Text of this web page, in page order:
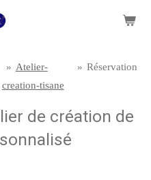
» Atelier-
creation-tisane
» Réservation
de création de